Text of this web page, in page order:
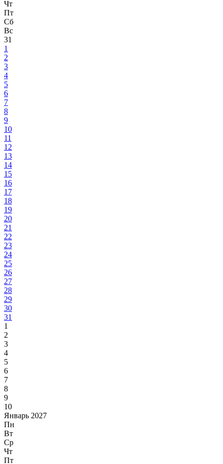
Чт
Пт
Сб
Вс
31
1
2
3
4
5
6
7
8
9
10
11
12
13
14
15
16
17
18
19
20
21
22
23
24
25
26
27
28
29
30
31
1
2
3
4
5
6
7
8
9
10
Январь 2027
Пн
Вт
Ср
Чт
Пт